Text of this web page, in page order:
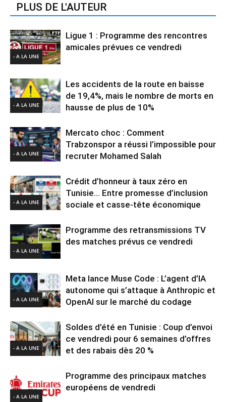
PLUS DE L'AUTEUR
- A LA UNE
Ligue 1 : Programme des rencontres
amicales prévues ce vendredi
- A LA UNE
Les accidents de la route en baisse
de 19,4%, mais le nombre de morts en
hausse de plus de 10%
- A LA UNE
Mercato choc : Comment
Trabzonspor a réussi l’impossible pour
recruter Mohamed Salah
- A LA UNE
Crédit d’honneur à taux zéro en
Tunisie… Entre promesse d’inclusion
sociale et casse-tête économique
- A LA UNE
Programme des retransmissions TV
des matches prévus ce vendredi
- A LA UNE
Meta lance Muse Code : L’agent d’IA
autonome qui s’attaque à Anthropic et
OpenAI sur le marché du codage
- A LA UNE
Soldes d’été en Tunisie : Coup d’envoi
ce vendredi pour 6 semaines d’offres
et des rabais dès 20 %
- A LA UNE
Programme des principaux matches
européens de vendredi